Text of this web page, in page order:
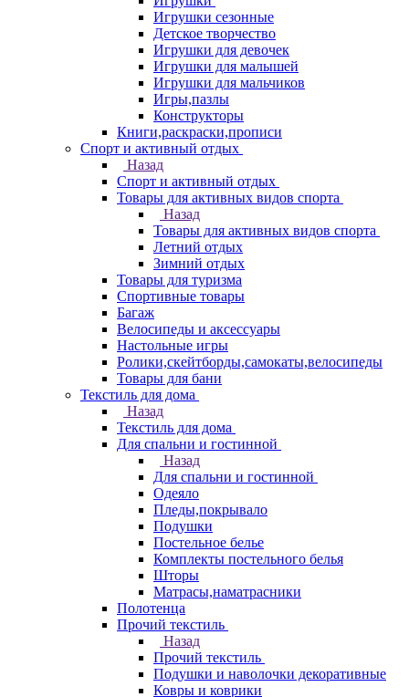
Игрушки сезонные
Детское творчество
Игрушки для девочек
Игрушки для малышей
Игрушки для мальчиков
Игры,пазлы
Конструкторы
Книги,раскраски,прописи
Спорт и активный отдых
Назад
Спорт и активный отдых
Товары для активных видов спорта
Назад
Товары для активных видов спорта
Летний отдых
Зимний отдых
Товары для туризма
Спортивные товары
Багаж
Велосипеды и аксессуары
Настольные игры
Ролики,скейтборды,самокаты,велосипеды
Товары для бани
Текстиль для дома
Назад
Текстиль для дома
Для спальни и гостинной
Назад
Для спальни и гостинной
Одеяло
Пледы,покрывало
Подушки
Постельное белье
Комплекты постельного белья
Шторы
Матрасы,наматрасники
Полотенца
Прочий текстиль
Назад
Прочий текстиль
Подушки и наволочки декоративные
Ковры и коврики